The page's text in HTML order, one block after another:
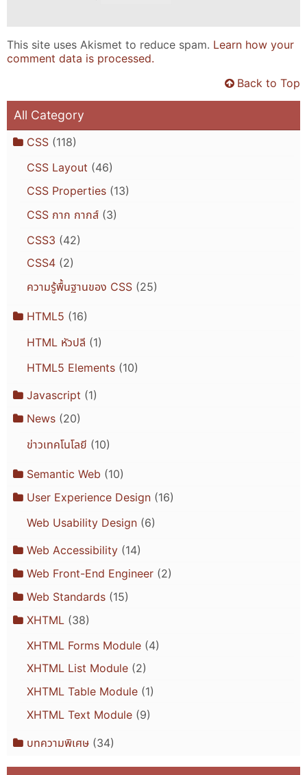
This site uses Akismet to reduce spam. Learn how your
comment data is processed.
Back to Top
All Category
CSS(118)
CSS Layout (46)
CSS Properties(13)
CSS กาก กากส์(3)
CSS3 (42)
CSS4(2)
ความรู้พื้นฐานของ CSS(25)
HTML5 (16)
HTML หัวปลี (1)
HTML5 Elements(10)
Javascript (1)
News(20)
ข่าวเทคโนโลยี (10)
Semantic Web (10)
User Experience Design(16)
Web Usability Design(6)
Web Accessibility(14)
Web Front-End Engineer(2)
Web Standards(15)
XHTML (38)
XHTML Forms Module(4)
XHTML List Module(2)
XHTML Table Module(1)
XHTML Text Module(9)
บทความพิเศษ(34)